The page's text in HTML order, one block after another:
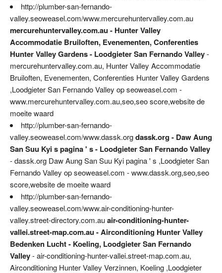
http://plumber-san-fernando-
valley.seoweasel.com/www.mercurehuntervalley.com.au
mercurehuntervalley.com.au - Hunter Valley
Accommodatie Bruiloften, Evenementen, Conferenties
Hunter Valley Gardens - Loodgieter San Fernando Valley-
mercurehuntervalley.com.au, Hunter Valley Accommodatie
Bruiloften, Evenementen, Conferenties Hunter Valley Gardens
,Loodgieter San Fernando Valley op seoweasel.com -
www.mercurehuntervalley.com.au,seo,seo score,website de
moeite waard
http://plumber-san-fernando-
valley.seoweasel.com/www.dassk.orgdassk.org - Daw Aung
San Suu Kyi s pagina ' s - Loodgieter San Fernando Valley
- dassk.org Daw Aung San Suu Kyi pagina ' s ,Loodgieter San
Fernando Valley op seoweasel.com - www.dassk.org,seo,seo
score,website de moeite waard
http://plumber-san-fernando-
valley.seoweasel.com/www.air-conditioning-hunter-
valley.street-directory.com.auair-conditioning-hunter-
vallei.street-map.com.au - Airconditioning Hunter Valley
Bedenken Lucht - Koeling, Loodgieter San Fernando
Valley- air-conditioning-hunter-vallei.street-map.com.au,
Airconditioning Hunter Valley Verzinnen, Koeling ,Loodgieter